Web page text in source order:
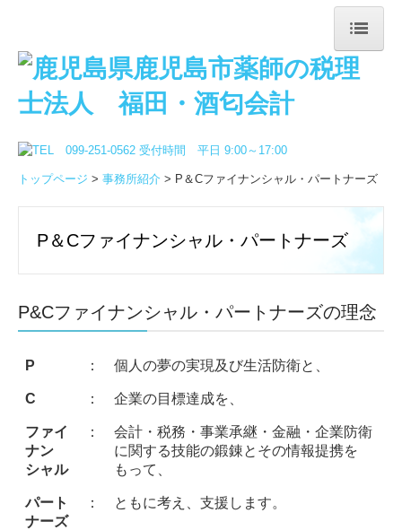
トップページ
事務所紹介
個人のお客様
社員インタビュー
写真で見る福田・酒匂会計
福利厚生
トップページ > 事務所紹介 > P＆Cファイナンシャル・パートナーズ
P＆Cファイナンシャル・パートナーズ
P&Cファイナンシャル・パートナーズの理念
P ： 個人の夢の実現及び生活防衛と、
C ： 企業の目標達成を、
ファイ
ナン
シャル
：
会計・税務・事業承継・金融・企業防衛
に関する技能の鍛錬とその情報提携を
もって、
パート
ナーズ
： ともに考え、支援します。